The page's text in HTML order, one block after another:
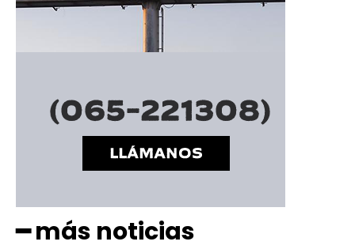
━ más noticias